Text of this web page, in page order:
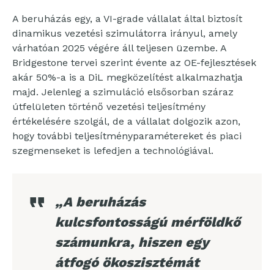
A beruházás egy, a VI-grade vállalat által biztosít
dinamikus vezetési szimulátorra irányul, amely
várhatóan 2025 végére áll teljesen üzembe. A
Bridgestone tervei szerint évente az OE-fejlesztések
akár 50%-a is a DiL megközelítést alkalmazhatja
majd. Jelenleg a szimuláció elsősorban száraz
útfelületen történő vezetési teljesítmény
értékelésére szolgál, de a vállalat dolgozik azon,
hogy további teljesítményparamétereket és piaci
szegmenseket is lefedjen a technológiával.
„A beruházás
kulcsfontosságú mérföldkő
számunkra, hiszen egy
átfogó ökoszisztémát